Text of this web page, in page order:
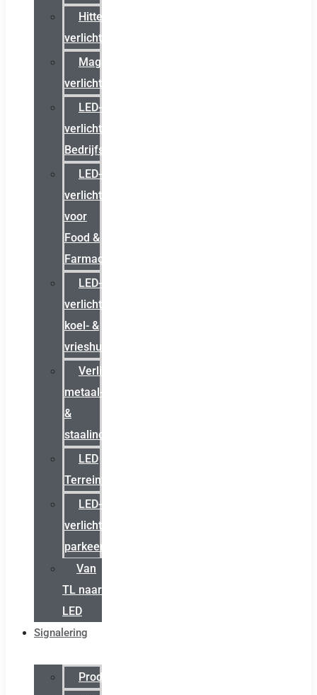
Hittebestendige
verlichting
Magazijn
verlichting
LED-
verlichting
Bedrijfshal
LED-
verlichting
voor
Food &
Farmacie
LED-
verlichting
koel- &
vrieshuizen
Verlichting
metaal-
&
staalindustrie
LED
Terreinverlichting
LED-
verlichting
parkeergarage
Van
TL naar
LED
Signalering
Productcatalogus